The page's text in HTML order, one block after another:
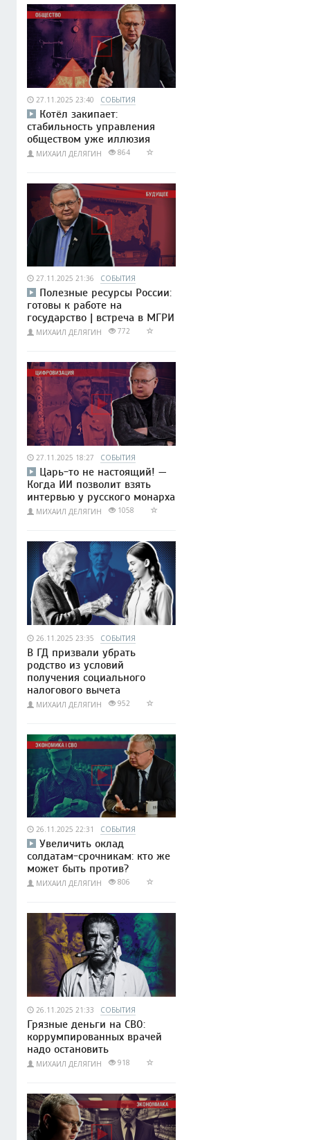
27.11.2025 23:40 СОБЫТИЯ
Котёл закипает:
стабильность управления
обществом уже иллюзия
МИХАИЛ ДЕЛЯГИН 864
27.11.2025 21:36 СОБЫТИЯ
Полезные ресурсы России:
готовы к работе на
государство | встреча в МГРИ
МИХАИЛ ДЕЛЯГИН 772
27.11.2025 18:27 СОБЫТИЯ
Царь-то не настоящий! —
Когда ИИ позволит взять
интервью у русского монарха
МИХАИЛ ДЕЛЯГИН 1058
26.11.2025 23:35 СОБЫТИЯ
В ГД призвали убрать
родство из условий
получения социального
налогового вычета
МИХАИЛ ДЕЛЯГИН 952
26.11.2025 22:31 СОБЫТИЯ
Увеличить оклад
солдатам-срочникам: кто же
может быть против?
МИХАИЛ ДЕЛЯГИН 806
26.11.2025 21:33 СОБЫТИЯ
Грязные деньги на СВО:
коррумпированных врачей
надо остановить
МИХАИЛ ДЕЛЯГИН 918